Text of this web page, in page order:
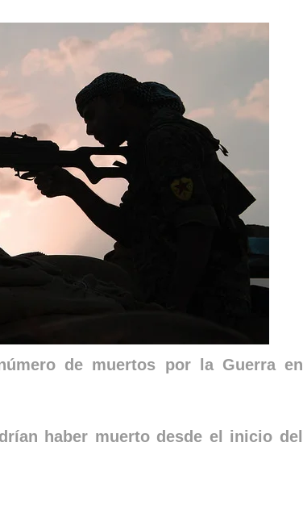
de muertos por la Guerra en
haber muerto desde el inicio del